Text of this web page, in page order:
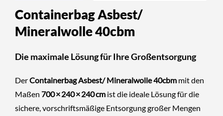
Containerbag Asbest/
Mineralwolle 40cbm
Die maximale Lösung für Ihre Großentsorgung
DerContainerbag Asbest/ Mineralwolle 40cbm mit den
Maßen 700 × 240 × 240 cm ist die ideale Lösung für die
sichere, vorschriftsmäßige Entsorgung großer Mengen